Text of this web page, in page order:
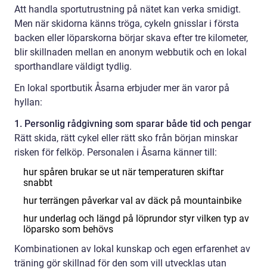
Att handla sportutrustning på nätet kan verka smidigt.
Men när skidorna känns tröga, cykeln gnisslar i första
backen eller löparskorna börjar skava efter tre kilometer,
blir skillnaden mellan en anonym webbutik och en lokal
sporthandlare väldigt tydlig.
En lokal sportbutik Åsarna erbjuder mer än varor på
hyllan:
1. Personlig rådgivning som sparar både tid och pengar
Rätt skida, rätt cykel eller rätt sko från början minskar
risken för felköp. Personalen i Åsarna känner till:
hur spåren brukar se ut när temperaturen skiftar
snabbt
hur terrängen påverkar val av däck på mountainbike
hur underlag och längd på löprundor styr vilken typ av
löparsko som behövs
Kombinationen av lokal kunskap och egen erfarenhet av
träning gör skillnad för den som vill utvecklas utan